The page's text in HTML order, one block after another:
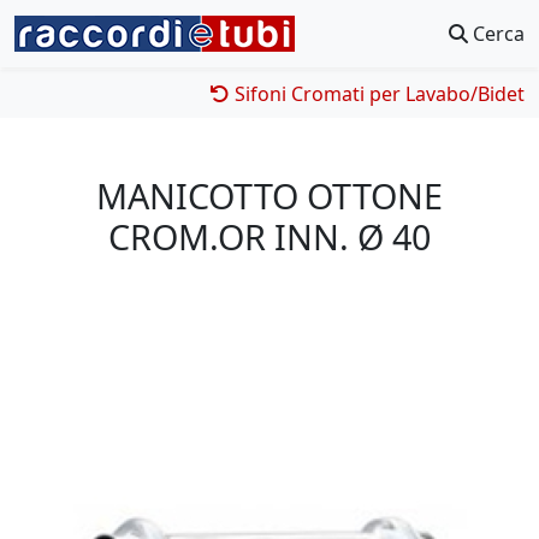
Cerca
Sifoni Cromati per Lavabo/Bidet
MANICOTTO OTTONE
CROM.OR INN. Ø 40